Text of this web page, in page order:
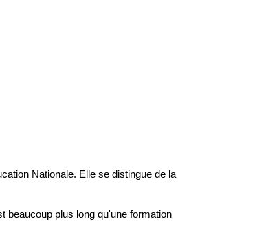
Nationale. Elle se distingue de la
beaucoup plus long qu'une formation